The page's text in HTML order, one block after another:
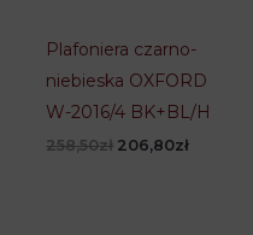
Plafoniera czarno-
niebieska OXFORD
W-2016/4 BK+BL/H
258,50zł Pierwotna
206,80złAktualna